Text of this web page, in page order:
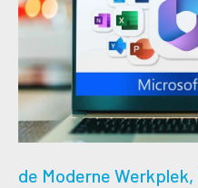
de Moderne Werkplek